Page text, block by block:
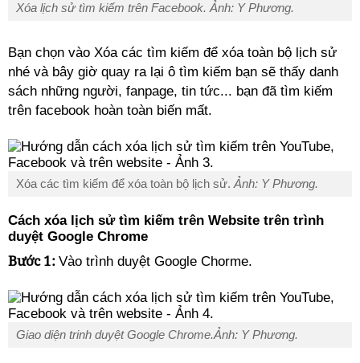
Xóa lịch sử tìm kiếm trên Facebook. Ảnh: Y Phương.
Bạn chọn vào Xóa các tìm kiếm để xóa toàn bộ lịch sử
nhé và bây giờ quay ra lại ô tìm kiếm bạn sẽ thấy danh
sách những người, fanpage, tin tức... bạn đã tìm kiếm
trên facebook hoàn toàn biến mất.
Xóa các tìm kiếm để xóa toàn bộ lịch sử. Ảnh: Y Phương.
Cách xóa lịch sử tìm kiếm trên Website trên trình
duyệt Google Chrome
Bước 1: Vào trình duyệt Google Chorme.
Giao diện trinh duyệt Google Chrome.Ảnh: Y Phương.